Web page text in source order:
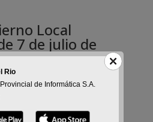
Local
7 de julio de
Rio
de Informática S.A.